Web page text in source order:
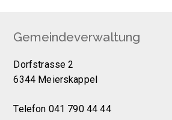
Gemeindeverwaltung
Dorfstrasse 2
6344 Meierskappel
Telefon 041 790 44 44